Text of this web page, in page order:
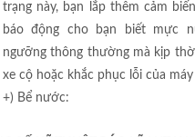
trạng này, bạn lắp thêm cảm
báo động cho bạn biết mực
ngưỡng thông thường mà kịp
xe cộ hoặc khắc phục lỗi của
+) Bể nước: